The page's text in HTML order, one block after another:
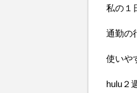
私の１
通勤の
使いや
hulu２